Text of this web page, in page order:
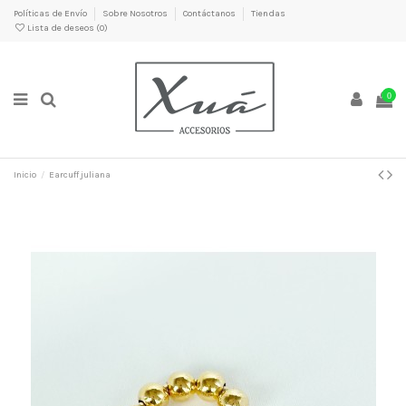
Políticas de Envío Sobre Nosotros Contáctanos
Tiendas
Lista de deseos (0)
0
Inicio Earcuff juliana